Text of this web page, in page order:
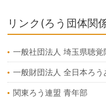
リンク(ろう団体関
一般社団法人 埼玉県聴覚
一般財団法人 全日本ろ
関東ろう連盟 青年部